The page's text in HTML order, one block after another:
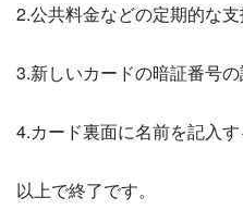
2.公共料金などの定期的な支
3.新しいカードの暗証番号の
4.カード裏面に名前を記入す
以上で終了です。